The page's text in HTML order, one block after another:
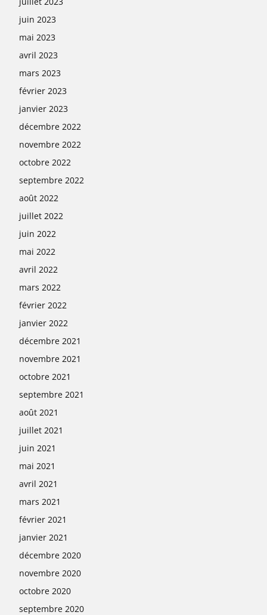
juin 2023
mai 2023
avril 2023
mars 2023
février 2023
janvier 2023
décembre 2022
novembre 2022
octobre 2022
septembre 2022
août 2022
juillet 2022
juin 2022
mai 2022
avril 2022
mars 2022
février 2022
janvier 2022
décembre 2021
novembre 2021
octobre 2021
septembre 2021
août 2021
juillet 2021
juin 2021
mai 2021
avril 2021
mars 2021
février 2021
janvier 2021
décembre 2020
novembre 2020
octobre 2020
septembre 2020